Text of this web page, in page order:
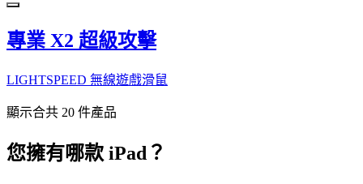
專業 X2 超級攻擊
LIGHTSPEED 無線遊戲滑鼠
顯示合共 20 件產品
您擁有哪款 iPad？